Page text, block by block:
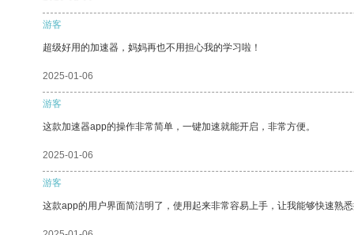
游客
超级好用的加速器，妈妈再也不用担心我的学习啦！
2025-01-06
游客
这款加速器app的操作非常简单，一键加速就能开启，非常方便。
2025-01-06
游客
这款app的用户界面简洁明了，使用起来非常容易上手，让我能够快速熟悉